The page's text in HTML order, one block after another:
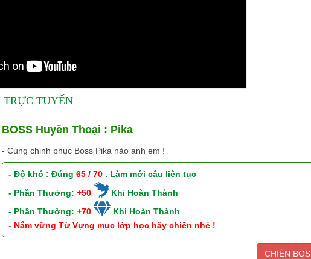
TRỰC TUYẾN
BOSS Huyền Thoại : Pika
- Cùng chinh phục Boss Pika nào anh em !
- Độ khó : Đúng 65 / 70. Làm mới câu liên tục
- Phần Thưởng: +50
Khi Hoàn Thành
- Phần Thưởng: +70
Khi Hoàn Thành
- Nắm vững Từ Vựng mục lớp học hãy chiến nhé !
CHIẾN